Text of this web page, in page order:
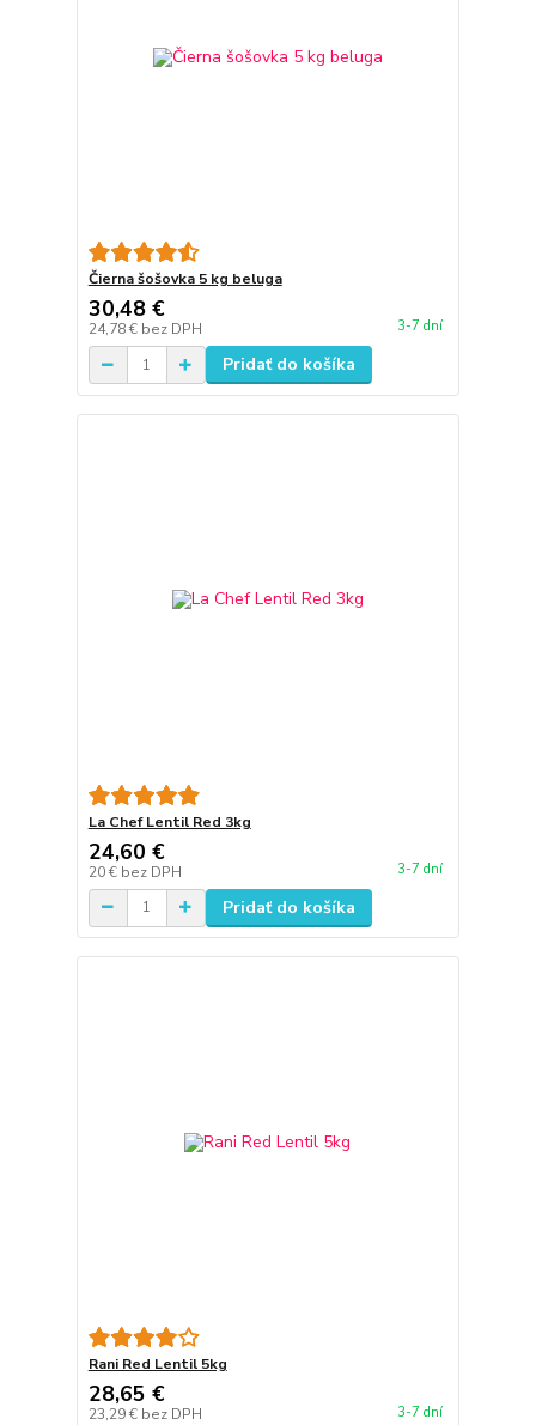
Čierna šošovka 5 kg beluga
30,48 €
24,78 € bez DPH 3-7 dní
Pridať do košíka
La Chef Lentil Red 3kg
24,60 €
20 € bez DPH 3-7 dní
Pridať do košíka
Rani Red Lentil 5kg
28,65 €
23,29 € bez DPH 3-7 dní